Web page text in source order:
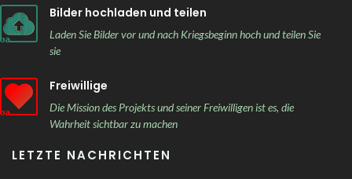
Bilder hochladen und teilen
Laden Sie Bilder vor und nach Kriegsbeginn hoch und teilen Sie
sie
Freiwillige
Die Mission des Projekts und seiner Freiwilligen ist es, die
Wahrheit sichtbar zu machen
LETZTE NACHRICHTEN